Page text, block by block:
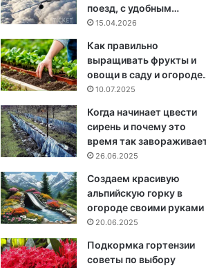
поезд, с удобным…
15.04.2026
Как правильно
выращивать фрукты и
овощи в саду и
10.07.2025
Когда начинает цвести
сирень и почему это
время так
26.06.2025
Создаем красивую
альпийскую горку в
огороде своими руками
20.06.2025
Подкормка гортензии
советы по выбору